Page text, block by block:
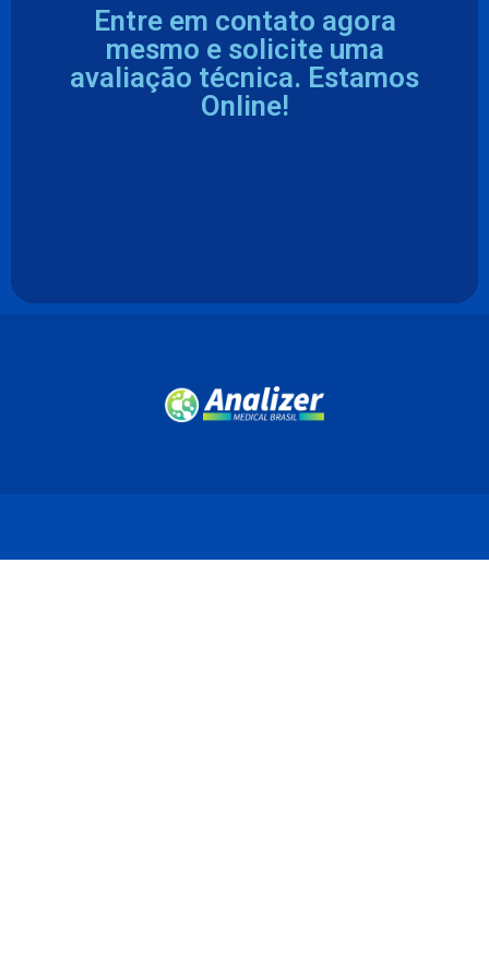
Entre em contato agora
mesmo e solicite uma
avaliação técnica. Estamos
Online!